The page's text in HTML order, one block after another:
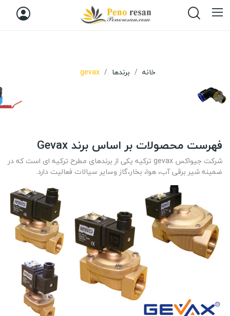
خانه برندها gevax
فهرست محصولات بر اساس برند Gevax
شرکت جیواکس gevax ترکیه یکی از برندهای مطرح ترکیه ای است که در
ضمینه شیر برقی آب، هوا، بخار،گاز وسایر سیالات فعالیت دارد.